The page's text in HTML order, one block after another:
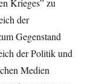
Krieges” zu
der
Gegenstand
der Politik und
Medien